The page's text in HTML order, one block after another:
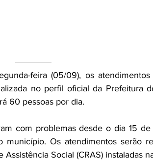
feira (05/09), os atendimentos
no perfil oficial da Prefeitura
60 pessoas por dia.
Os atendimentos serão
Social (CRAS) instaladas